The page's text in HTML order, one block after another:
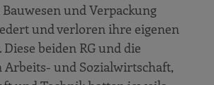
und Verpackung
und verloren ihre eigenen
beiden RG und die
Arbeits- und Sozialwirtschaft,